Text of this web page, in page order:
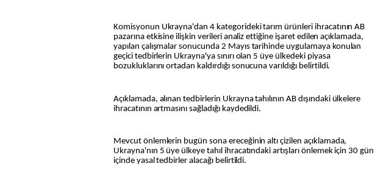
Komisyonun Ukrayna'dan 4 kategorideki tarım ürünleri ihracatının AB
pazarına etkisine ilişkin verileri analiz ettiğine işaret edilen açıklamada,
yapılan çalışmalar sonucunda 2 Mayıs tarihinde uygulamaya konulan
geçici tedbirlerin Ukrayna'ya sınırı olan 5 üye ülkedeki piyasa
bozukluklarını ortadan kaldırdığı sonucuna varıldığı belirtildi.
Açıklamada, alınan tedbirlerin Ukrayna tahılının AB dışındaki ülkelere
ihracatının artmasını sağladığı kaydedildi.
Mevcut önlemlerin bugün sona ereceğinin altı çizilen açıklamada,
Ukrayna'nın 5 üye ülkeye tahıl ihracatındaki artışları önlemek için 30 gün
içinde yasal tedbirler alacağı belirtildi.